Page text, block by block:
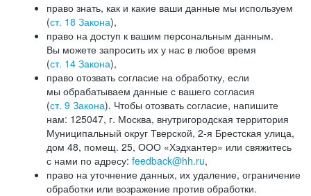
право знать, как и какие ваши данные мы используем
(ст. 18 Закона),
право на доступ к вашим персональным данным.
Вы можете запросить их у нас в любое время
(ст. 14 Закона),
право отозвать согласие на обработку, если
мы обрабатываем данные с вашего согласия
(ст. 9 Закона). Чтобы отозвать согласие, напишите
нам: 125047, г. Москва, внутригородская территория
Муниципальный округ Тверской, 2-я Брестская улица,
дом 48, помещ. 25, ООО «Хэдхантер» или свяжитесь
с нами по адресу: feedback@hh.ru,
право на уточнение данных, их удаление, ограничение
обработки или возражение против обработки.